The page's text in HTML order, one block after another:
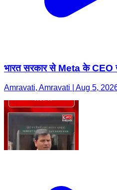
भारत सरकार से Meta के CEO
Amravati, Amravati | Aug 5,